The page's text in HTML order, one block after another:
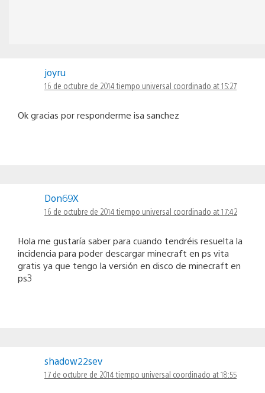
joyru
16 de octubre de 2014 tiempo universal coordinado at 15:27
Ok gracias por responderme isa sanchez
Don69X
16 de octubre de 2014 tiempo universal coordinado at 17:42
Hola me gustaría saber para cuando tendréis resuelta la
incidencia para poder descargar minecraft en ps vita
gratis ya que tengo la versión en disco de minecraft en
ps3
shadow22sev
17 de octubre de 2014 tiempo universal coordinado at 18:55